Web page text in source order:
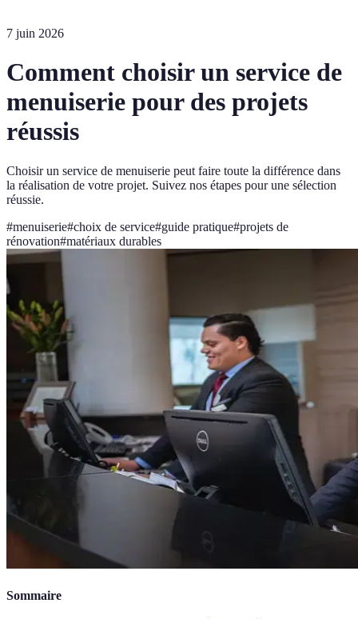
7 juin 2026
Comment choisir un service de
menuiserie pour des projets
réussis
Choisir un service de menuiserie peut faire toute la différence dans
la réalisation de votre projet. Suivez nos étapes pour une sélection
réussie.
#menuiserie#choix de service#guide pratique#projets de
rénovation#matériaux durables
Sommaire